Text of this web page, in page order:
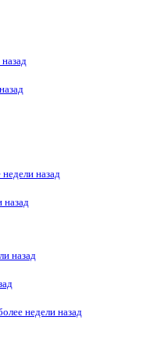
недели назад
назад
назад
недели назад